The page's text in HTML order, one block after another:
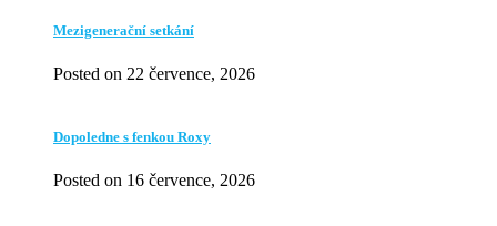
Mezigenerační setkání
Posted on 22 července, 2026
Dopoledne s fenkou Roxy
Posted on 16 července, 2026